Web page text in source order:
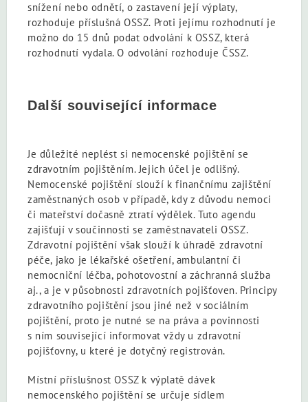
snížení nebo odnětí, o zastavení její výplaty,
rozhoduje příslušná OSSZ. Proti jejímu rozhodnutí je
možno do 15 dnů podat odvolání k OSSZ, která
rozhodnutí vydala. O odvolání rozhoduje ČSSZ.
Další související informace
Je důležité neplést si nemocenské pojištění se
zdravotním pojištěním. Jejich účel je odlišný.
Nemocenské pojištění slouží k finančnímu zajištění
zaměstnaných osob v případě, kdy z důvodu nemoci
či mateřství dočasně ztratí výdělek. Tuto agendu
zajišťují v součinnosti se zaměstnavateli OSSZ.
Zdravotní pojištění však slouží k úhradě zdravotní
péče, jako je lékařské ošetření, ambulantní či
nemocniční léčba, pohotovostní a záchranná služba
aj., a je v působnosti zdravotních pojišťoven. Principy
zdravotního pojištění jsou jiné než v sociálním
pojištění, proto je nutné se na práva a povinnosti
s ním související informovat vždy u zdravotní
pojišťovny, u které je dotyčný registrován.
Místní příslušnost OSSZ k výplatě dávek
nemocenského pojištění se určuje sídlem